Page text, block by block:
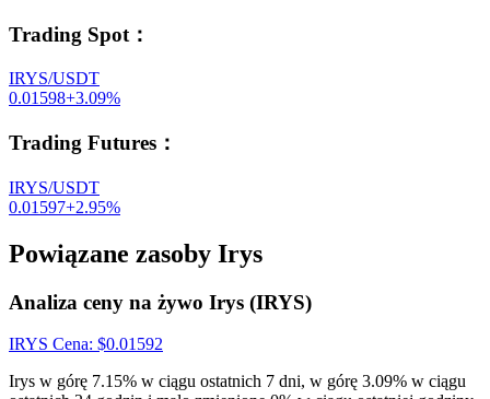
Trading Spot ：
IRYS/USDT
0.01598+3.09%
Trading Futures ：
IRYS/USDT
0.01597+2.95%
Powiązane zasoby Irys
Analiza ceny na żywo Irys (IRYS)
IRYS Cena: $0.01592
Irys w górę 7.15% w ciągu ostatnich 7 dni, w górę 3.09% w ciągu